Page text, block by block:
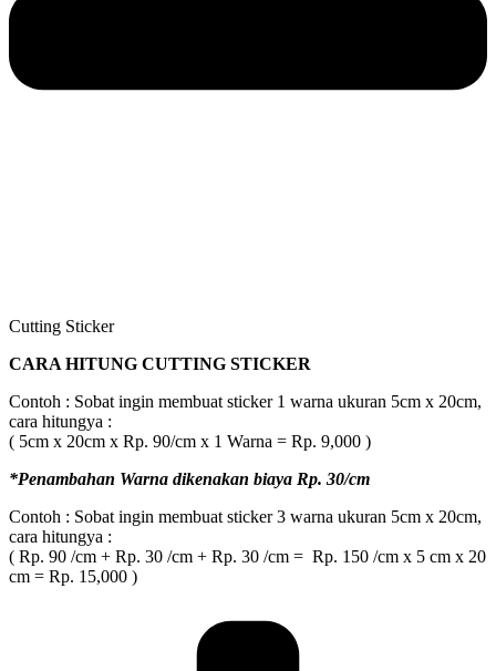
Cutting Sticker
CARA HITUNG CUTTING STICKER
Contoh : Sobat ingin membuat sticker 1 warna ukuran 5cm x 20cm,
cara hitungya :
( 5cm x 20cm x Rp. 90/cm x 1 Warna = Rp. 9,000 )
*Penambahan Warna dikenakan biaya Rp. 30/cm
Contoh : Sobat ingin membuat sticker 3 warna ukuran 5cm x 20cm,
cara hitungya :
( Rp. 90 /cm + Rp. 30 /cm + Rp. 30 /cm = Rp. 150 /cm x 5 cm x 20
cm = Rp. 15,000 )